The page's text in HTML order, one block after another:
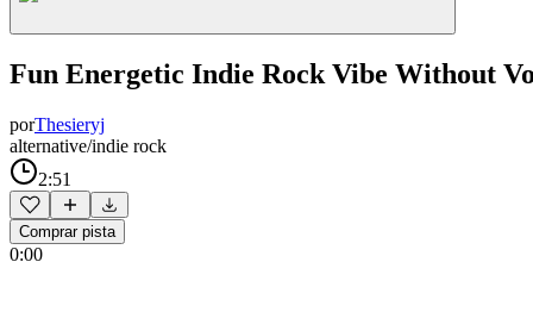
Fun Energetic Indie Rock Vibe Without
porThesieryj
alternative/indie rock
2:51
Comprar pista
0:00